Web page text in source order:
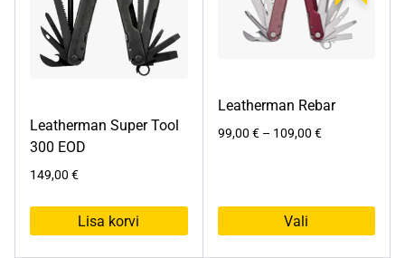
Leatherman Super Tool
300 EOD
149,00 €
Lisa korvi
Leatherman Rebar
99,00 € – 109,00 €Hinnavahemik:
Vali